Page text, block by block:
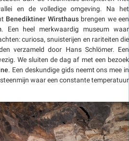
en de volledige omgeving. Na het
Benediktiner Wirsthausbrengen we een
. Een heel merkwaardig museum waar
curiosa, snuisterijen en rariteiten die
verzameld door Hans Schlömer. Een
We sluiten de dag af met een bezoek
. Een deskundige gids neemt ons mee in
waar een constante temperatuur